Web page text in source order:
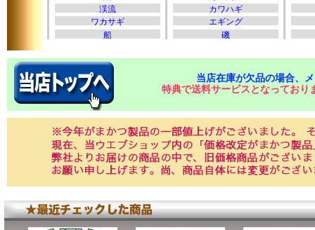
当店在庫が欠品の場合、
特典で送料サービスとなっており